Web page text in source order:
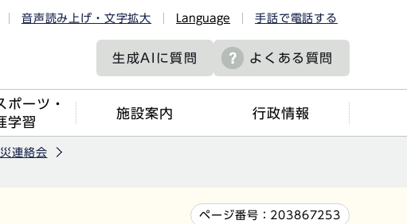
音声読み上げ・文字拡大 Language 手話で電話する
生成AIに質問 よくある質問
ポーツ・
学習
施設案内 行政情報
連絡会
ページ番号： 203867253